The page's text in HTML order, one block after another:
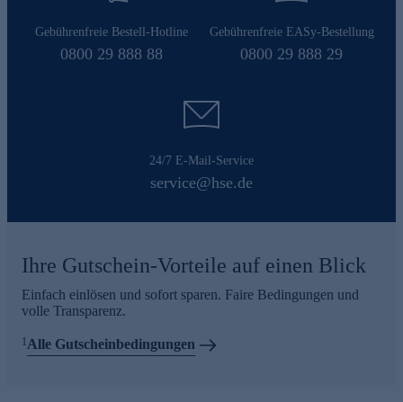
Gebührenfreie Bestell-Hotline
0800 29 888 88
Gebührenfreie EASy-Bestellung
0800 29 888 29
24/7 E-Mail-Service
service@hse.de
Ihre Gutschein-Vorteile auf einen Blick
Einfach einlösen und sofort sparen. Faire Bedingungen und
volle Transparenz.
1 Alle Gutscheinbedingungen